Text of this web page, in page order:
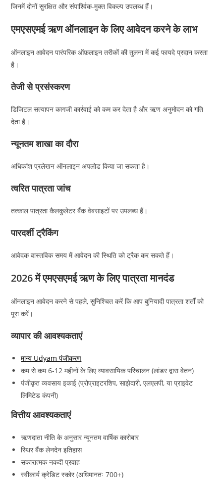
जिनमें दोनों सुरक्षित और संपार्श्विक-मुक्त विकल्प उपलब्ध हैं।
एमएसएमई ऋण ऑनलाइन के लिए आवेदन करने के लाभ
ऑनलाइन आवेदन पारंपरिक ऑफ़लाइन तरीकों की तुलना में कई फायदे प्रदान करता
है।
तेजी से प्रसंस्करण
डिजिटल सत्यापन कागजी कार्रवाई को कम कर देता है और ऋण अनुमोदन को गति
देता है।
न्यूनतम शाखा का दौरा
अधिकांश प्रलेखन ऑनलाइन अपलोड किया जा सकता है।
त्वरित पात्रता जांच
तत्काल पात्रता कैलकुलेटर बैंक वेबसाइटों पर उपलब्ध हैं।
पारदर्शी ट्रैकिंग
आवेदक वास्तविक समय में आवेदन की स्थिति को ट्रैक कर सकते हैं।
2026 में एमएसएमई ऋण के लिए पात्रता मानदंड
ऑनलाइन आवेदन करने से पहले, सुनिश्चित करें कि आप बुनियादी पात्रता शर्तों को
पूरा करें।
व्यापार की आवश्यकताएं
मान्य Udyam पंजीकरण
कम से कम 6-12 महीनों के लिए व्यावसायिक परिचालन (लांडर द्वारा वेतन)
पंजीकृत व्यवसाय इकाई (प्रोप्राइटरशिप, साझेदारी, एलएलपी, या प्राइवेट
लिमिटेड कंपनी)
वित्तीय आवश्यकताएं
ऋणदाता नीति के अनुसार न्यूनतम वार्षिक कारोबार
स्थिर बैंक लेनदेन इतिहास
सकारात्मक नकदी प्रवाह
स्वीकार्य क्रेडिट स्कोर (अधिमानतः 700+)